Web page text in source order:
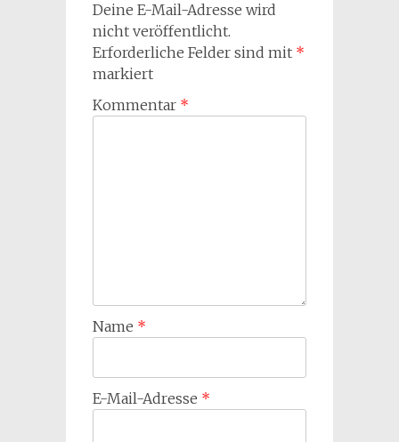
Deine E-Mail-Adresse wird
nicht veröffentlicht.
Erforderliche Felder sind mit *
markiert
Kommentar *
Name *
E-Mail-Adresse *